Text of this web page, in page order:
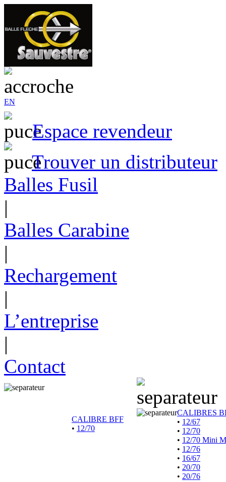
EN
Espace revendeur
Trouver un distributeur
Balles Fusil
|
Balles Carabine
|
Rechargement
|
L’entreprise
|
Contact
CALIBRE BFF
• 12/70
CALIBRES
• 12/67
• 12/70
• 12/70 Mini
• 12/76
• 16/67
• 20/70
• 20/76